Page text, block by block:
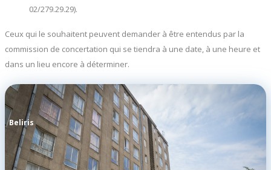
02/279.29.29).
Ceux qui le souhaitent peuvent demander à être entendus par la
commission de concertation qui se tiendra à une date, à une heure et
dans un lieu encore à déterminer.
Beliris